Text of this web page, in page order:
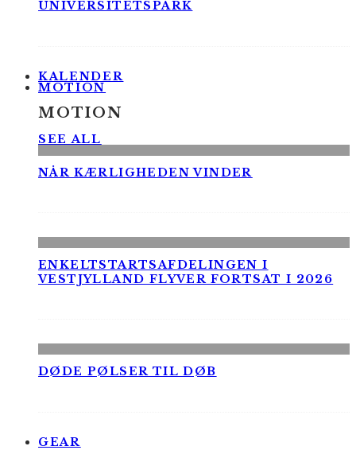
UNIVERSITETSPARK
KALENDER
MOTION
MOTION
SEE ALL
NÅR KÆRLIGHEDEN VINDER
ENKELTSTARTSAFDELINGEN I
VESTJYLLAND FLYVER FORTSAT I 2026
DØDE PØLSER TIL DØB
GEAR